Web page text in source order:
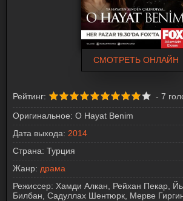
СМОТРЕТЬ ОНЛАЙН
Рейтинг: - 7
Оригинальное: O Hayat Benim
Дата выхода: 2014
Страна: Турция
Жанр: драма
Режиссер: Хамди Алкан, Рейхан Пекар,
Билбан, Садуллах Шентюрк, Мерве